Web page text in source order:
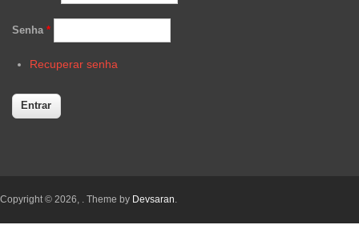
Senha *
Recuperar senha
Copyright © 2026, . Theme by Devsaran.